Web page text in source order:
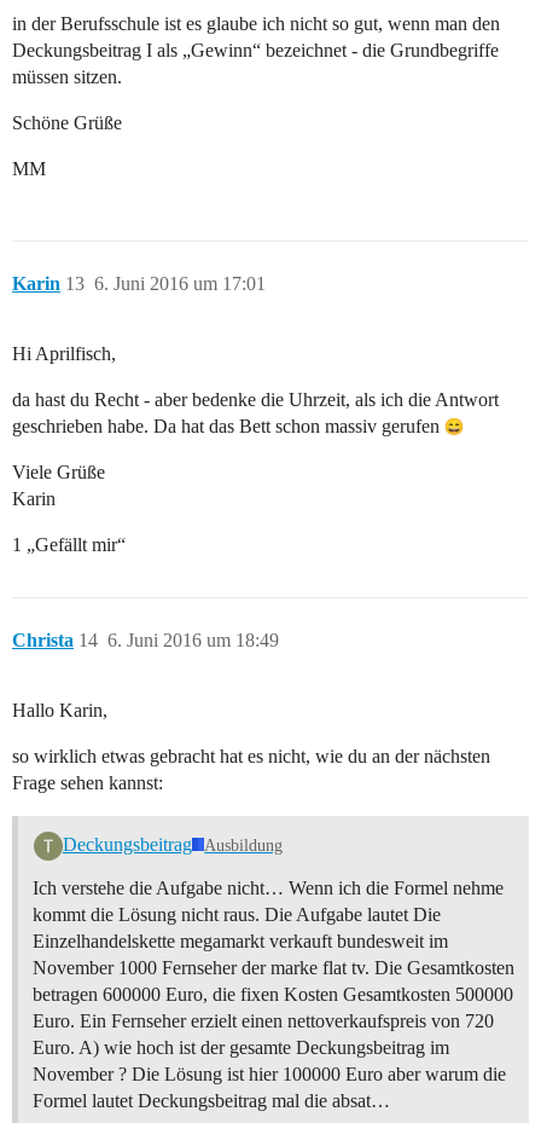
in der Berufsschule ist es glaube ich nicht so gut, wenn man den
Deckungsbeitrag I als „Gewinn“ bezeichnet - die Grundbegriffe
müssen sitzen.
Schöne Grüße
MM
Karin 6. Juni 2016 um 17:01
13
Hi Aprilfisch,
da hast du Recht - aber bedenke die Uhrzeit, als ich die Antwort
geschrieben habe. Da hat das Bett schon massiv gerufen
Viele Grüße
Karin
1 „Gefällt mir“
Christa 6. Juni 2016 um 18:49
14
Hallo Karin,
so wirklich etwas gebracht hat es nicht, wie du an der nächsten
Frage sehen kannst:
Deckungsbeitrag Ausbildung
Ich verstehe die Aufgabe nicht… Wenn ich die Formel nehme
kommt die Lösung nicht raus. Die Aufgabe lautet Die
Einzelhandelskette megamarkt verkauft bundesweit im
November 1000 Fernseher der marke flat tv. Die Gesamtkosten
betragen 600000 Euro, die fixen Kosten Gesamtkosten 500000
Euro. Ein Fernseher erzielt einen nettoverkaufspreis von 720
Euro. A) wie hoch ist der gesamte Deckungsbeitrag im
November ? Die Lösung ist hier 100000 Euro aber warum die
Formel lautet Deckungsbeitrag mal die absat…